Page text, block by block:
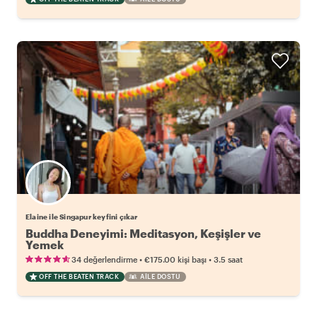
Elaine ile Singapur keyfini çıkar
Buddha Deneyimi: Meditasyon, Keşişler ve
Yemek
34 değerlendirme • €175.00 kişi başı • 3.5 saat
OFF THE BEATEN TRACK AILE DOSTU